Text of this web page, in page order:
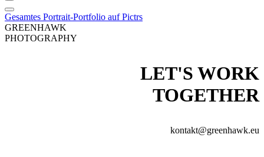
Gesamtes Portrait-Portfolio auf Pictrs
GREENHAWK
PHOTOGRAPHY
LET'S WORK
TOGETHER
kontakt@greenhawk.eu